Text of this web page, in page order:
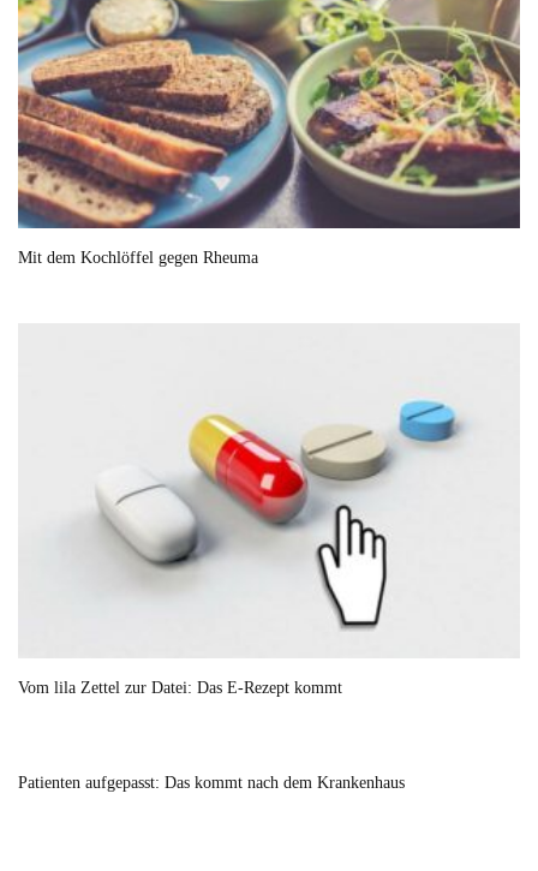
Mit dem Kochlöffel gegen Rheuma
Vom lila Zettel zur Datei: Das E-Rezept kommt
Patienten aufgepasst: Das kommt nach dem Krankenhaus